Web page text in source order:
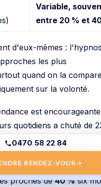
Variable,
entre 20 % et
d'eux-mêmes :
les plus
quand on la
sur la volonté.
est
quotidiens a chuté de
%aujourd'hui. Dans ce
gagne en popularité.
rapportent
proches de40 %six
0470 58 22 84
RENDEZ-VOUS→